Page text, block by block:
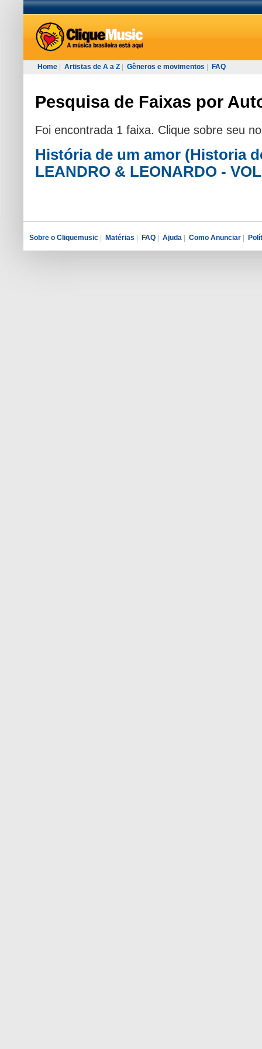
Home Artistas de A a Z Gêneros e movimentos FAQ
Pesquisa de Faixas por
Foi encontrada 1 faixa. Clique sobre seu
História de um amor (Historia
LEANDRO & LEONARDO -
Sobre o Cliquemusic | Matérias | FAQ | Ajuda | Como Anunciar |